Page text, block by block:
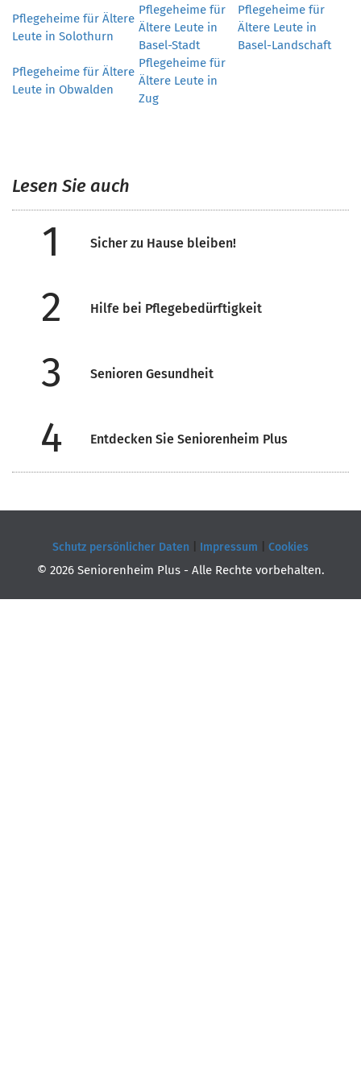
Pflegeheime für Ältere
Leute in Solothurn
Pflegeheime für
Ältere Leute in
Basel-Stadt
Pflegeheime für
Ältere Leute in
Basel-Landschaft
Pflegeheime für Ältere
Leute in Obwalden
Pflegeheime für
Ältere Leute in
Zug
Lesen Sie auch
1 Sicher zu Hause bleiben!
2 Hilfe bei Pflegebedürftigkeit
3 Senioren Gesundheit
4 Entdecken Sie Seniorenheim Plus
Schutz persönlicher Daten Impressum Cookies
© 2026 Seniorenheim Plus - Alle Rechte vorbehalten.